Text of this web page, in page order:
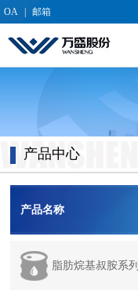
OA 邮箱
产品中心
产品名称
脂肪烷基叔胺系列